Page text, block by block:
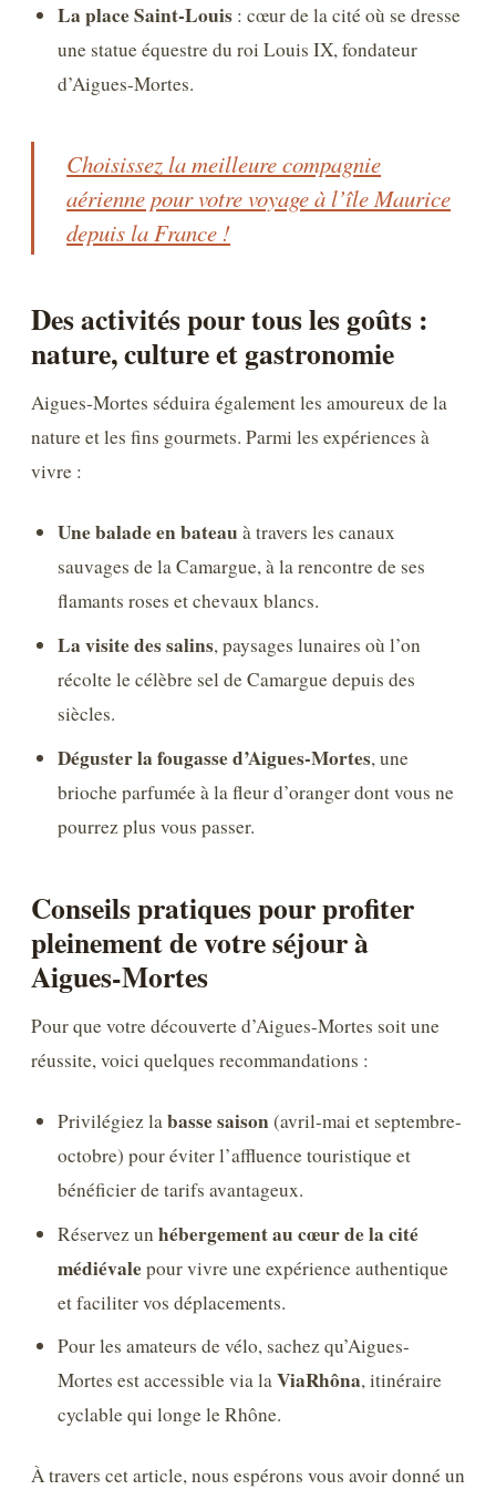
La place Saint-Louis : cœur de la cité où se dresse
une statue équestre du roi Louis IX, fondateur
d’Aigues-Mortes.
Choisissez la meilleure compagnie
aérienne pour votre voyage à l’île Maurice
depuis la France !
Des activités pour tous les goûts :
nature, culture et gastronomie
Aigues-Mortes séduira également les amoureux de la
nature et les fins gourmets. Parmi les expériences à
vivre :
Une balade en bateau à travers les canaux
sauvages de la Camargue, à la rencontre de ses
flamants roses et chevaux blancs.
La visite des salins, paysages lunaires où l’on
récolte le célèbre sel de Camargue depuis des
siècles.
Déguster la fougasse d’Aigues-Mortes, une
brioche parfumée à la fleur d’oranger dont vous ne
pourrez plus vous passer.
Conseils pratiques pour profiter
pleinement de votre séjour à
Aigues-Mortes
Pour que votre découverte d’Aigues-Mortes soit une
réussite, voici quelques recommandations :
Privilégiez labasse saison(avril-mai et septembre-
octobre) pour éviter l’affluence touristique et
bénéficier de tarifs avantageux.
Réservez unhébergement au cœur de la cité
médiévalepour vivre une expérience authentique
et faciliter vos déplacements.
Pour les amateurs de vélo, sachez qu’Aigues-
Mortes est accessible via laViaRhôna, itinéraire
cyclable qui longe le Rhône.
À travers cet article, nous espérons vous avoir donné un